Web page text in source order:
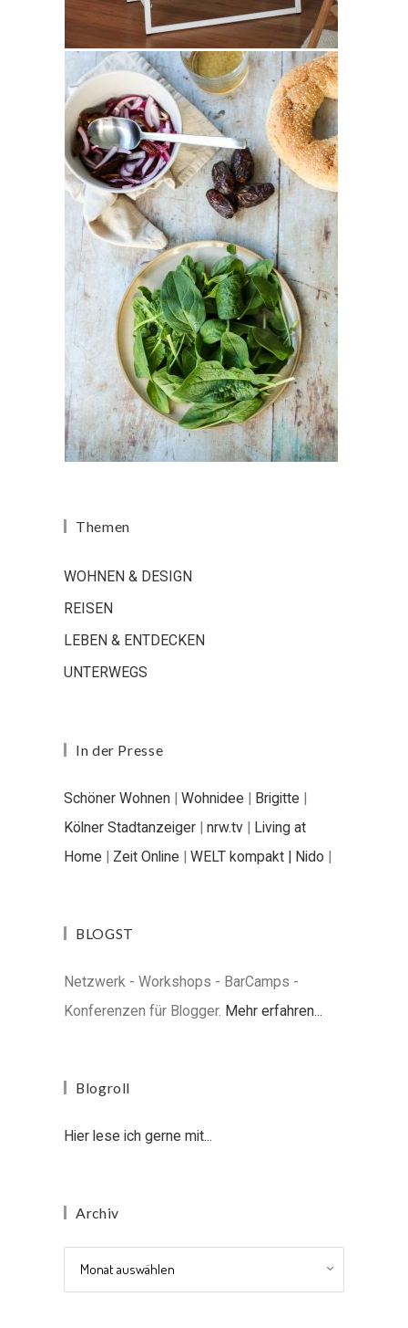
Themen
WOHNEN & DESIGN
REISEN
LEBEN & ENTDECKEN
UNTERWEGS
In der Presse
Schöner Wohnen | Wohnidee | Brigitte |
Kölner Stadtanzeiger | nrw.tv | Living at
Home | Zeit Online | WELT kompakt | Nido |
BLOGST
Netzwerk - Workshops - BarCamps -
Konferenzen für Blogger. Mehr erfahren...
Blogroll
Hier lese ich gerne mit...
Archiv